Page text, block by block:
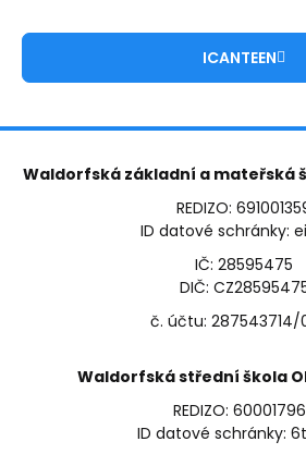
ICANTEEN
Waldorfská základní a mateřská
REDIZO:
ID datové schránky:
IČ: 28595475
DIČ:
č. účtu: 287543714/
Waldorfská střední škola
REDIZO:
ID datové schránky: